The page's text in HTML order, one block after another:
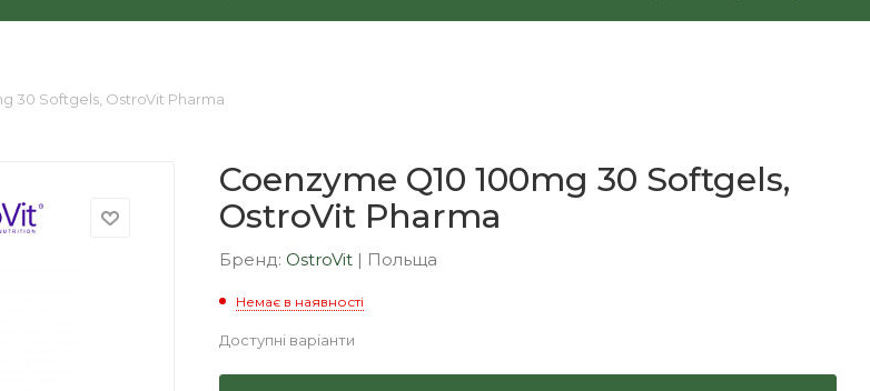
30 Softgels, OstroVit Pharma
Coenzyme Q10 100mg 30 Softgels,
OstroVit Pharma
Бренд: OstroVit | Польща
Немає в наявності
Доступні варіанти